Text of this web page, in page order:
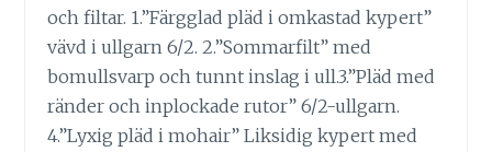
och filtar. 1.”Färgglad pläd i omkastad kypert”
vävd i ullgarn 6/2. 2.”Sommarfilt” med
bomullsvarp och tunnt inslag i ull.3.”Pläd med
ränder och inplockade rutor” 6/2-ullgarn.
4.”Lyxig pläd i mohair” Liksidig kypert med